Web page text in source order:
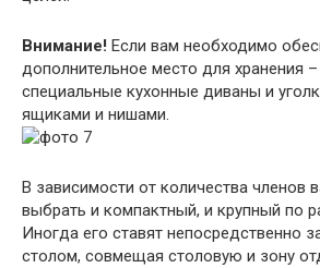
Внимание! Если вам необходимо
дополнительное место для хранения
специальные кухонные диваны и
ящиками и нишами.
В зависимости от количества членов
выбрать и компактный, и крупный по
Иногда его ставят непосредственно
столом, совмещая столовую и зону